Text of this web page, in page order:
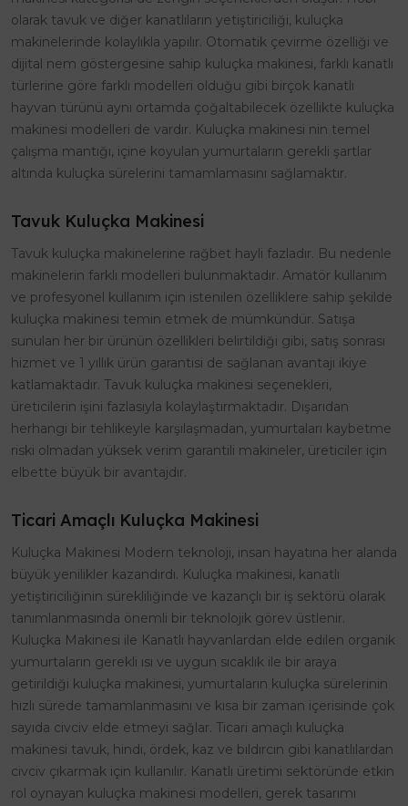
olarak tavuk ve diğer kanatlıların yetiştiriciliği, kuluçka
makinelerinde kolaylıkla yapılır. Otomatik çevirme özelliği ve
dijital nem göstergesine sahip kuluçka makinesi, farklı kanatlı
türlerine göre farklı modelleri olduğu gibi birçok kanatlı
hayvan türünü aynı ortamda çoğaltabilecek özellikte kuluçka
makinesi modelleri de vardır. Kuluçka makinesi nin temel
çalışma mantığı, içine koyulan yumurtaların gerekli şartlar
altında kuluçka sürelerini tamamlamasını sağlamaktır.
Tavuk Kuluçka Makinesi
Tavuk kuluçka makinelerine rağbet hayli fazladır. Bu nedenle
makinelerin farklı modelleri bulunmaktadır. Amatör kullanım
ve profesyonel kullanım için istenilen özelliklere sahip şekilde
kuluçka makinesi temin etmek de mümkündür. Satışa
sunulan her bir ürünün özellikleri belirtildiği gibi, satış sonrası
hizmet ve 1 yıllık ürün garantisi de sağlanan avantajı ikiye
katlamaktadır. Tavuk kuluçka makinesi seçenekleri,
üreticilerin işini fazlasıyla kolaylaştırmaktadır. Dışarıdan
herhangi bir tehlikeyle karşılaşmadan, yumurtaları kaybetme
riski olmadan yüksek verim garantili makineler, üreticiler için
elbette büyük bir avantajdır.
Ticari Amaçlı Kuluçka Makinesi
Kuluçka Makinesi Modern teknoloji, insan hayatına her alanda
büyük yenilikler kazandırdı. Kuluçka makinesi, kanatlı
yetiştiriciliğinin sürekliliğinde ve kazançlı bir iş sektörü olarak
tanımlanmasında önemli bir teknolojik görev üstlenir.
Kuluçka Makinesi ile Kanatlı hayvanlardan elde edilen organik
yumurtaların gerekli ısı ve uygun sıcaklık ile bir araya
getirildiği kuluçka makinesi, yumurtaların kuluçka sürelerinin
hızlı sürede tamamlanmasını ve kısa bir zaman içerisinde çok
sayıda civciv elde etmeyi sağlar. Ticari amaçlı kuluçka
makinesi tavuk, hindi, ördek, kaz ve bıldırcın gibi kanatlılardan
civciv çıkarmak için kullanılır. Kanatlı üretimi sektöründe etkin
rol oynayan kuluçka makinesi modelleri, gerek tasarımı